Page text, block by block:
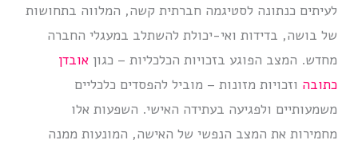
לעיתים כנתונה לסטיגמה חברתית קשה, המלווה בתחושות
של בושה, בדידות ואי-יכולת להשתלב במעגלי החברה
מחדש. המצב הפוגע בזכויות הכלכליות – כגוןאובדן
כתובה וזכויות מזונות – מוביל להפסדים כלכליים
משמעותיים ולפגיעה בעתידה האישי. השפעות אלו
מחמירות את המצב הנפשי של האישה, המונעות ממנה